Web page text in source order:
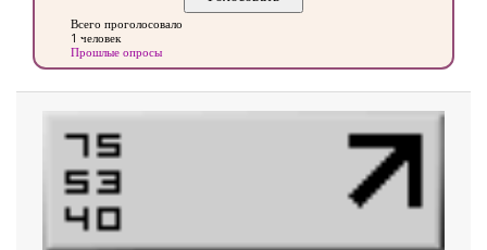
Всего проголосовало
1 человек
Прошлые опросы